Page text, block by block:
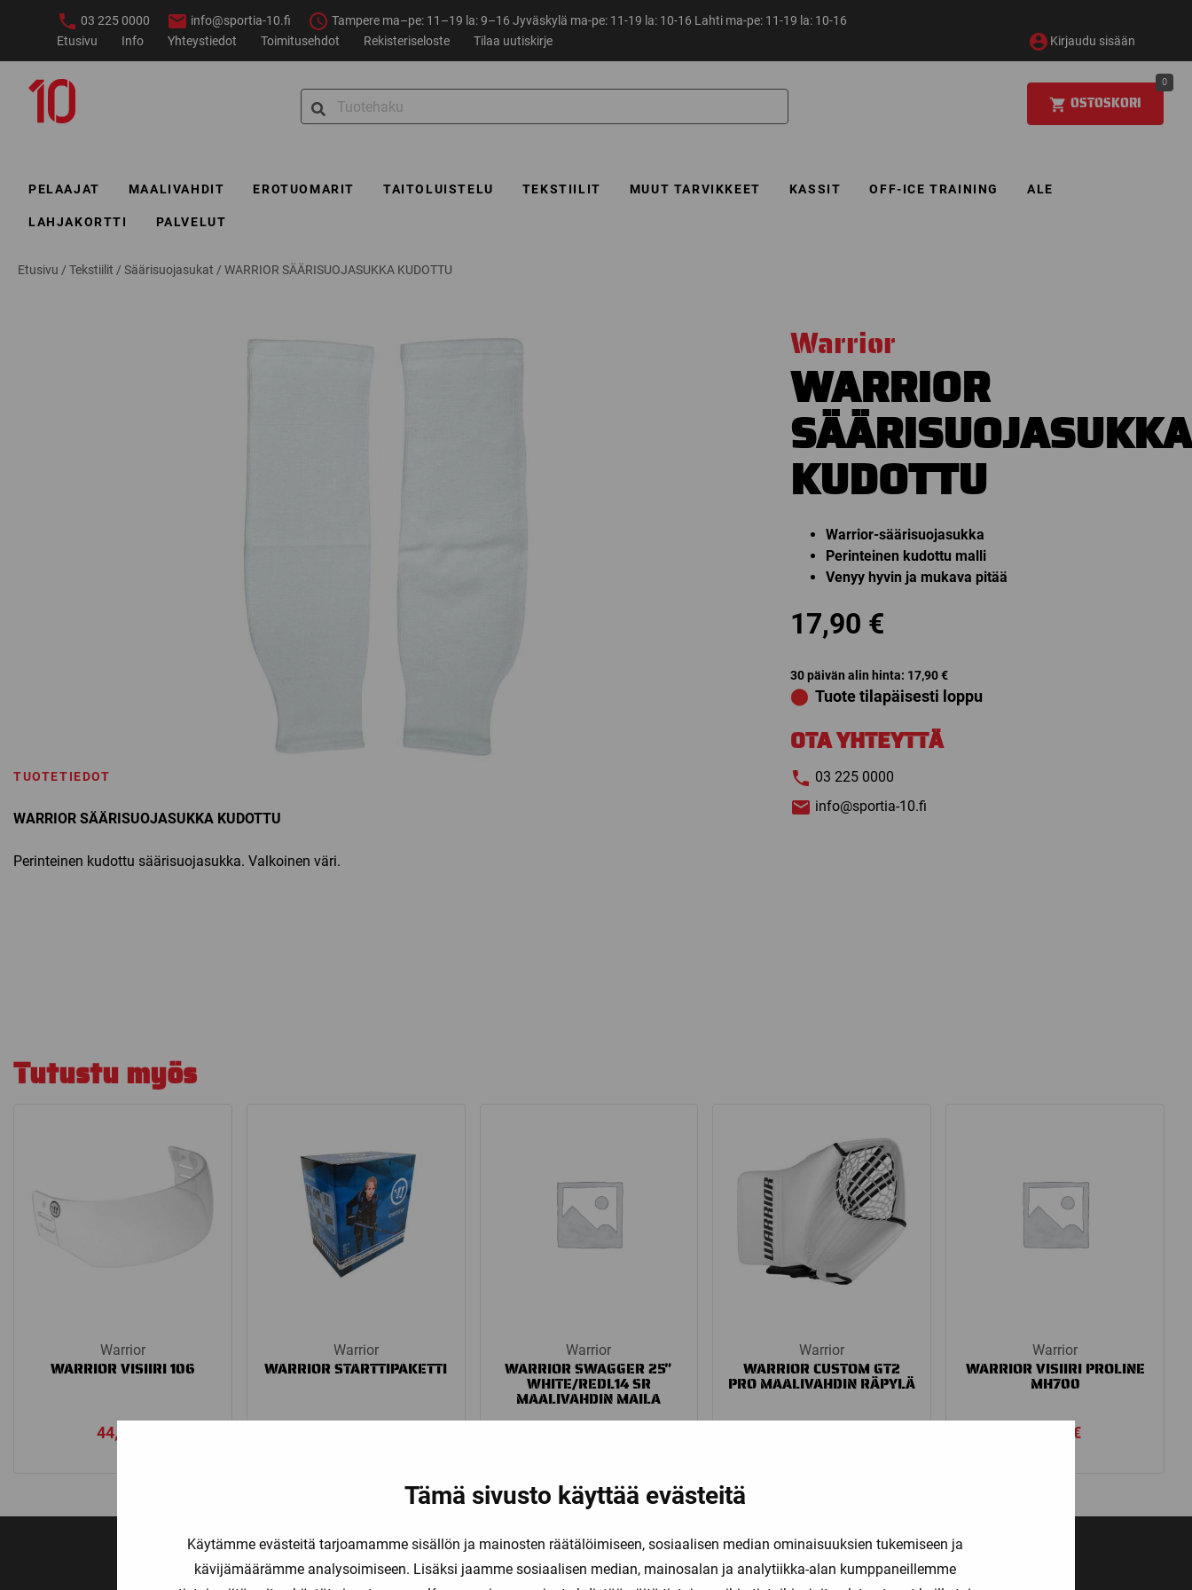
Tämä sivusto käyttää evästeitä
Käytämme evästeitä tarjoamamme sisällön ja mainosten räätälöimiseen, sosiaalisen median ominaisuuksien tukemiseen ja
kävijämäärämme analysoimiseen. Lisäksi jaamme sosiaalisen median, mainosalan ja analytiikka-alan kumppaneillemme
03 225 0000 info@sportia-10.fi
Tampere ma–pe: 11–19 la: 9–16 Jyväskylä ma-pe: 11-19 la: 10-16 Lahti ma-pe: 11-19 la: 10-16
Etusivu
Info Yhteystiedot Toimitusehdot Rekisteriseloste Tilaa uutiskirje Kirjaudu sisään
Search
for:
OSTOSKORI
0
PELAAJAT MAALIVAHDIT EROTUOMARIT TAITOLUISTELU TEKSTIILIT MUUT TARVIKKEET KASSIT OFF-ICE TRAINING ALE
LAHJAKORTTI PALVELUT
Etusivu / Tekstiilit / Säärisuojasukat / WARRIOR SÄÄRISUOJASUKKA KUDOTTU
TUOTETIEDOT
WARRIOR SÄÄRISUOJASUKKA KUDOTTU
Perinteinen kudottu säärisuojasukka. Valkoinen väri.
Warrior
WARRIOR
SÄÄRISUOJASUKKA
KUDOTTU
Warrior-säärisuojasukka
Perinteinen kudottu malli
Venyy hyvin ja mukava pitää
17,90 €
30 päivän alin hinta: 17,90€
⬤ Tuote tilapäisesti loppu
OTA YHTEYTTÄ
03 225 0000
info@sportia-10.fi
Tutustu myös
Warrior
WARRIOR VISIIRI 106
44,90
Warrior
WARRIOR STARTTIPAKETTI
Warrior
WARRIOR SWAGGER 25″
WHITE/REDL14 SR
MAALIVAHDIN MAILA
Warrior
WARRIOR CUSTOM GT2
PRO MAALIVAHDIN RÄPYLÄ
Warrior
WARRIOR VISIIRI PROLINE
MH700
€